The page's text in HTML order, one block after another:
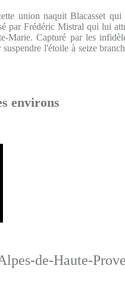
union naquit Blacasset qui
par Frédéric Mistral qui lui
Marie. Capturé par les
l'étoile à seize
environs
de-Haute-